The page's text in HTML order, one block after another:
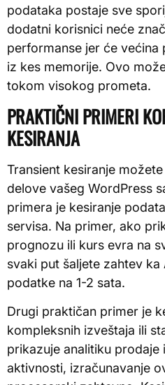
podataka postaje sve
dodatni korisnici neće
performanse jer će
iz kes memorije. Ovo
tokom visokog prometa.
PRAKTIČNI PRIMERI
KESIRANJA
Transient kesiranje
delove vašeg WordPress
primera je kesiranje
servisa. Na primer, ako
prognozu ili kurs evra na
svaki put šaljete zahtev
podatke na 1-2 sata.
Drugi praktičan primer je
kompleksnih izveštaja ili
prikazuje analitiku
aktivnosti, izračunavanje